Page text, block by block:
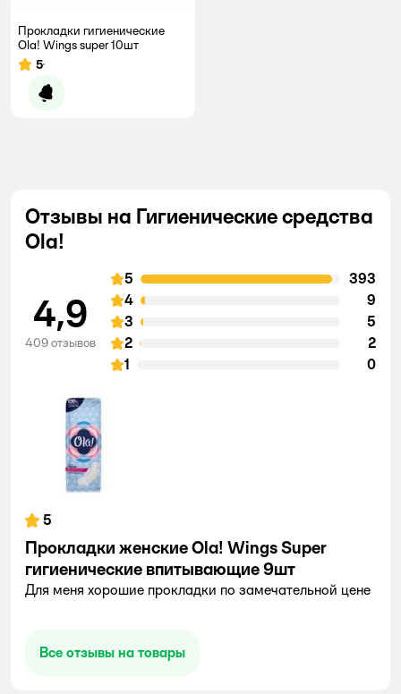
Прокладки гигиенические
Ola! Wings super 10шт
Рейтинг:
5
Уведомить о появлении
Отзывы на Гигиенические средства
Ola!
4,9
409 отзывов
5
393
4
9
3
5
2
2
1
0
5
Прокладки женские Ola! Wings Super
гигиенические впитывающие 9шт
Для меня хорошие прокладки по замечательной цене
Все отзывы на товары